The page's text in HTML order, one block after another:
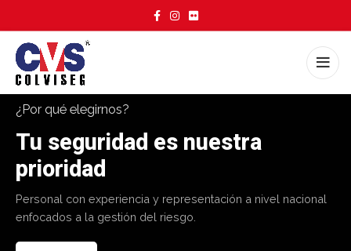
¿Por qué elegirnos?
Tu seguridad es nuestra
prioridad
Personal con experiencia y representación a nivel nacional
enfocados a la gestión del riesgo.